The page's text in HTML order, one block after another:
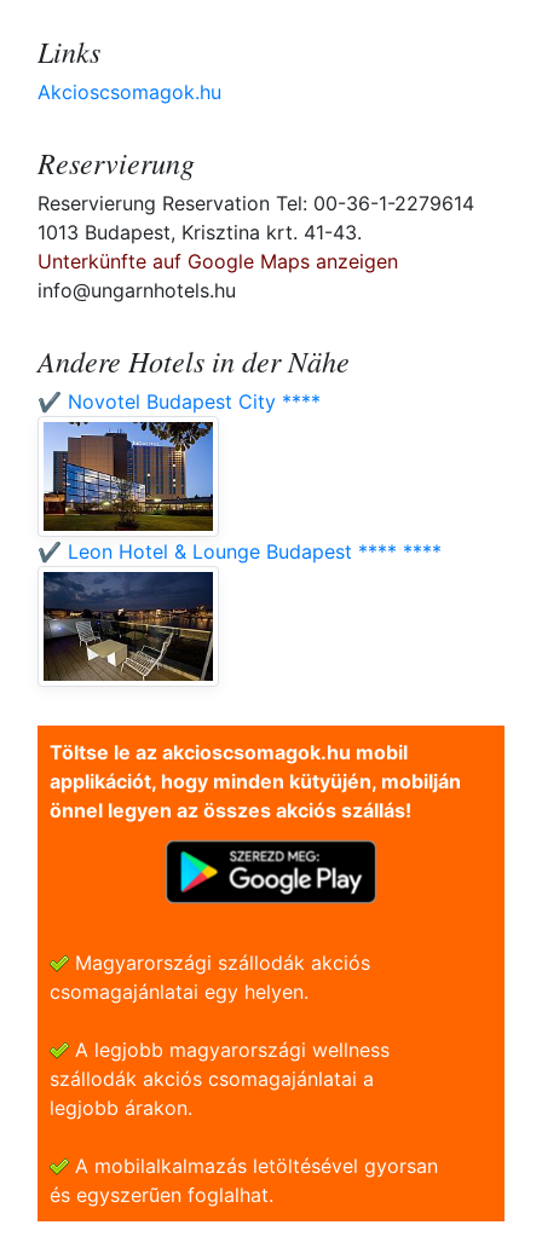
Links
Akcioscsomagok.hu
Reservierung
Reservierung Reservation Tel: 00-36-1-2279614
1013 Budapest, Krisztina krt. 41-43.
Unterkünfte auf Google Maps anzeigen
info@ungarnhotels.hu
Andere Hotels in der Nähe
✔️ Novotel Budapest City ****
✔️ Leon Hotel & Lounge Budapest **** ****
Töltse le az akcioscsomagok.hu mobil
applikációt, hogy minden kütyüjén, mobilján
önnel legyen az összes akciós szállás!
Magyarországi szállodák akciós
csomagajánlatai egy helyen.
A legjobb magyarországi wellness
szállodák akciós csomagajánlatai a
legjobb árakon.
A mobilalkalmazás letöltésével gyorsan
és egyszerũen foglalhat.